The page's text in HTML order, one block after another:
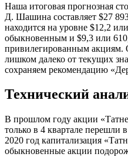
Наша итоговая прогнозная
Д. Шашина составляет $27
находится на уровне $12,2
обыкновенным и $9,3 или
привилегированным
лишком далеко от текущих
сохраняем рекомендацию
Технический
В прошлом году акции
только в 4 квартале перешли
2020 год капитализация
обыкновенные акции